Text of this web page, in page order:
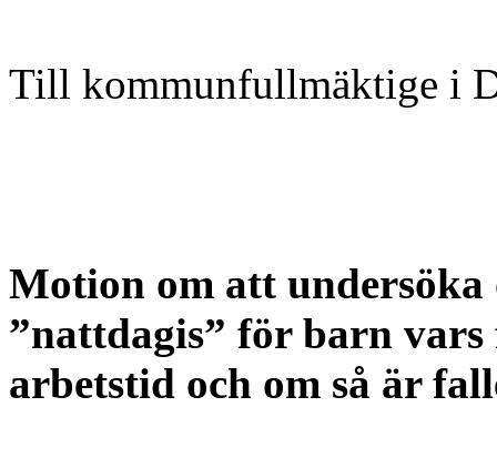
Till kommunfullmäktige i
Motion om att undersöka
”nattdagis” för barn
arbetstid och om så är